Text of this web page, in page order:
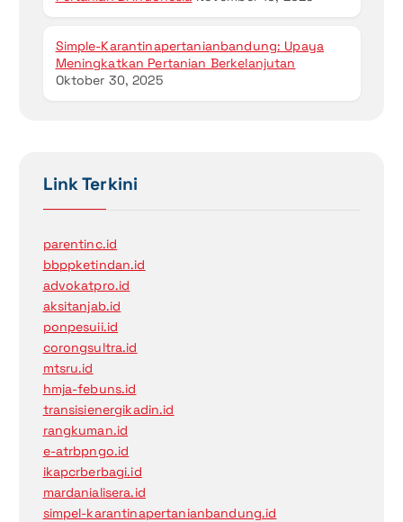
Simple-Karantinapertanianbandung: Upaya
Meningkatkan Pertanian Berkelanjutan
Oktober 30, 2025
Link Terkini
parentinc.id
bbppketindan.id
advokatpro.id
aksitanjab.id
ponpesuii.id
corongsultra.id
mtsru.id
hmja-febuns.id
transisienergikadin.id
rangkuman.id
e-atrbpngo.id
ikapcrberbagi.id
mardanialisera.id
simpel-karantinapertanianbandung.id